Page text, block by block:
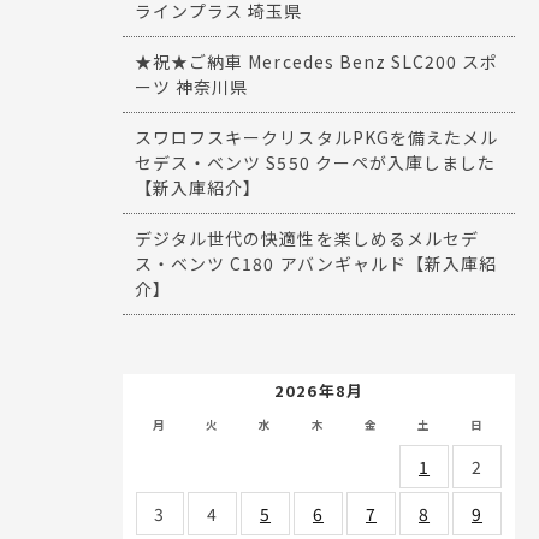
ラインプラス 埼玉県
★祝★ご納車 Mercedes Benz SLC200 スポ
ーツ 神奈川県
スワロフスキークリスタルPKGを備えたメル
セデス・ベンツ S550 クーペが入庫しました
【新入庫紹介】
デジタル世代の快適性を楽しめるメルセデ
ス・ベンツ C180 アバンギャルド【新入庫紹
介】
2026年8月
月 火 水 木 金 土 日
1
2
3
4 5 6 7 8 9